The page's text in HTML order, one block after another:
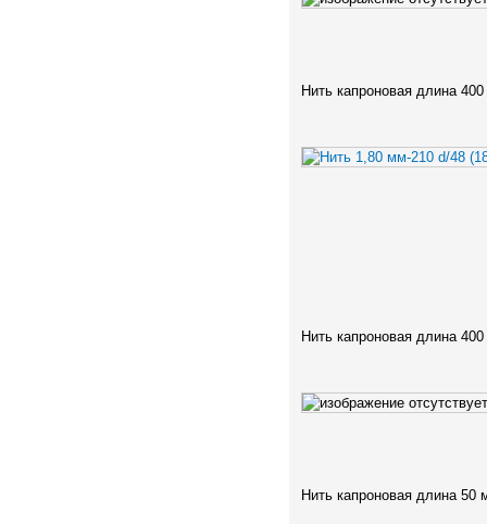
Нить капроновая длина
Нить капроновая длина
Нить капроновая длина 50